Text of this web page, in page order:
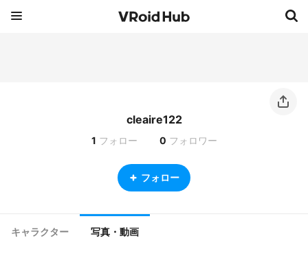
cleaire122
1 フォロー 0 フォロワー
フォロー
キャラクター 写真・動画